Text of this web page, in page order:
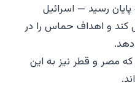
رسید — اسرائیل
کند و اهداف حماس را در
که مصر و قطر نیز به این